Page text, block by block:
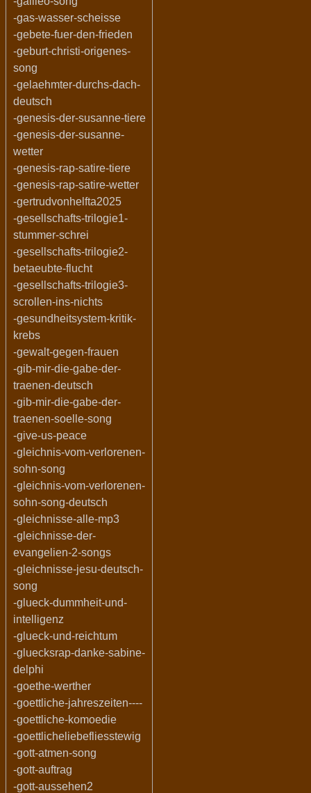
-gas-wasser-scheisse
-gebete-fuer-den-frieden
-geburt-christi-origenes-
song
-gelaehmter-durchs-dach-
deutsch
-genesis-der-susanne-tiere
-genesis-der-susanne-
wetter
-genesis-rap-satire-tiere
-genesis-rap-satire-wetter
-gertrudvonhelfta2025
-gesellschafts-trilogie1-
stummer-schrei
-gesellschafts-trilogie2-
betaeubte-flucht
-gesellschafts-trilogie3-
scrollen-ins-nichts
-gesundheitsystem-kritik-
krebs
-gewalt-gegen-frauen
-gib-mir-die-gabe-der-
traenen-deutsch
-gib-mir-die-gabe-der-
traenen-soelle-song
-give-us-peace
-gleichnis-vom-verlorenen-
sohn-song
-gleichnis-vom-verlorenen-
sohn-song-deutsch
-gleichnisse-alle-mp3
-gleichnisse-der-
evangelien-2-songs
-gleichnisse-jesu-deutsch-
song
-glueck-dummheit-und-
intelligenz
-glueck-und-reichtum
-gluecksrap-danke-sabine-
delphi
-goethe-werther
-goettliche-jahreszeiten----
-goettliche-komoedie
-goettlicheliebefliesstewig
-gott-atmen-song
-gott-auftrag
-gott-aussehen2